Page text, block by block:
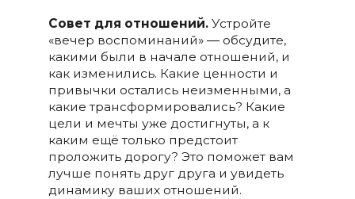
Совет для отношений.Устройте
«вечер воспоминаний» ― обсудите,
какими были в начале отношений, и
как изменились. Какие ценности и
привычки остались неизменными, а
какие трансформировались? Какие
цели и мечты уже достигнуты, а к
каким ещё только предстоит
проложить дорогу? Это поможет вам
лучше понять друг друга и увидеть
динамику ваших отношений.